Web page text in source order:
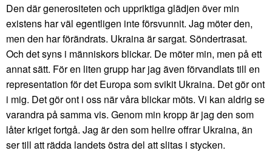
Den där generositeten och uppriktiga glädjen över min
existens har väl egentligen inte försvunnit. Jag möter den,
men den har förändrats. Ukraina är sargat. Söndertrasat.
Och det syns i människors blickar. De möter min, men på ett
annat sätt. För en liten grupp har jag även förvandlats till en
representation för det Europa som svikit Ukraina. Det gör ont
i mig. Det gör ont i oss när våra blickar möts. Vi kan aldrig se
varandra på samma vis. Genom min kropp är jag den som
låter kriget fortgå. Jag är den som hellre offrar Ukraina, än
ser till att rädda landets östra del att slitas i stycken.